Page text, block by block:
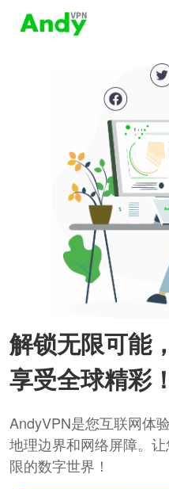
解锁无限可能，
享受全球精彩！
AndyVPN是您互联网体
地理边界和网络屏障。
限的数字世界！